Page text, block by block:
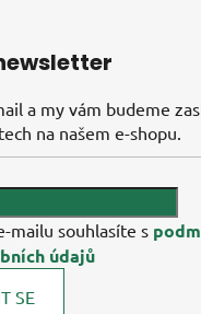
a my vám budeme
na našem e-shopu.
mailu souhlasíte s
údajů
SE